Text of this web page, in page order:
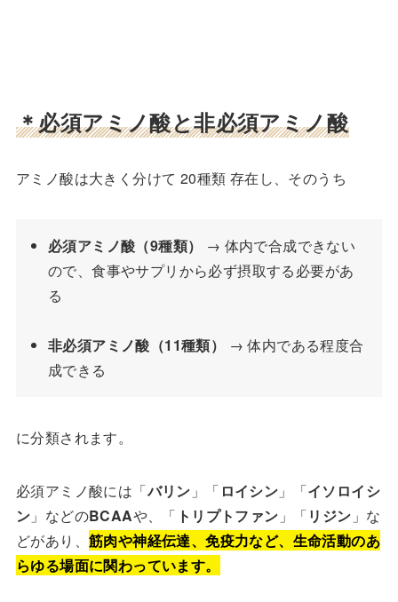
＊必須アミノ酸と非必須アミノ酸
アミノ酸は大きく分けて 20種類 存在し、そのうち
必須アミノ酸（9種類）
→ 体内で合成できない
ので、食事やサプリから必ず摂取する必要があ
る
非必須アミノ酸（11種類）
→ 体内である程度合
成できる
に分類されます。
必須アミノ酸には「バリン 」「 ロイシン 」「イソロイシ
ン 」などのBCAAや、「 トリプトファン 」「リジン 」な
どがあり、 筋肉や神経伝達、免疫力など、生命活動のあ
らゆる場面に関わっています。